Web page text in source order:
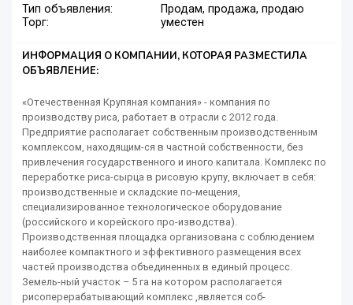
Тип объявления:
Продам, продажа, продаю
Торг:
уместен
ИНФОРМАЦИЯ О КОМПАНИИ, КОТОРАЯ РАЗМЕСТИЛА
ОБЪЯВЛЕНИЕ:
«Отечественная Крупяная компания» - компания по
производству риса, работает в отрасли с 2012 года.
Предприятие располагает собственным производственным
комплексом, находящим-ся в частной собственности, без
привлечения государственного и иного капитала. Комплекс по
переработке риса-сырца в рисовую крупу, включает в себя:
производственные и складские по-мещения,
специализированное технологическое оборудование
(российского и корейского про-изводства).
Производственная площадка организована с соблюдением
наиболее компактного и эффективного размещения всех
частей производства объединенных в единый процесс.
Земель-ный участок – 5 га на котором располагается
рисоперерабатывающий комплекс ,является соб-